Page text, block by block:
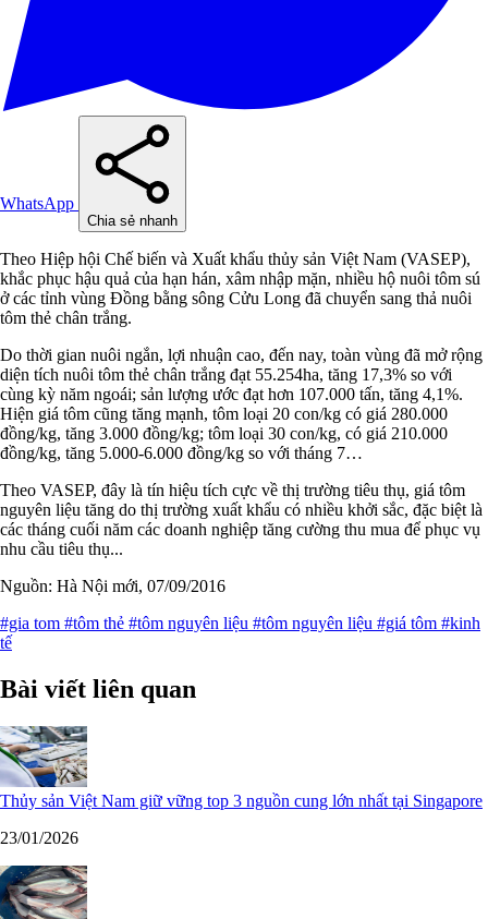
WhatsApp
Chia sẻ nhanh
Theo Hiệp hội Chế biến và Xuất khẩu thủy sản Việt Nam (VASEP),
khắc phục hậu quả của hạn hán, xâm nhập mặn, nhiều hộ nuôi tôm sú
ở các tỉnh vùng Đồng bằng sông Cửu Long đã chuyển sang thả nuôi
tôm thẻ chân trắng.
Do thời gian nuôi ngắn, lợi nhuận cao, đến nay, toàn vùng đã mở rộng
diện tích nuôi tôm thẻ chân trắng đạt 55.254ha, tăng 17,3% so với
cùng kỳ năm ngoái; sản lượng ước đạt hơn 107.000 tấn, tăng 4,1%.
Hiện giá tôm cũng tăng mạnh, tôm loại 20 con/kg có giá 280.000
đồng/kg, tăng 3.000 đồng/kg; tôm loại 30 con/kg, có giá 210.000
đồng/kg, tăng 5.000-6.000 đồng/kg so với tháng 7…
Theo VASEP, đây là tín hiệu tích cực về thị trường tiêu thụ, giá tôm
nguyên liệu tăng do thị trường xuất khẩu có nhiều khởi sắc, đặc biệt là
các tháng cuối năm các doanh nghiệp tăng cường thu mua để phục vụ
nhu cầu tiêu thụ...
Nguồn: Hà Nội mới, 07/09/2016
#gia tom #tôm thẻ #tôm nguyên liệu #tôm nguyên liệu #giá tôm #kinh
tế
Bài viết liên quan
Thủy sản Việt Nam giữ vững top 3 nguồn cung lớn nhất tại Singapore
23/01/2026